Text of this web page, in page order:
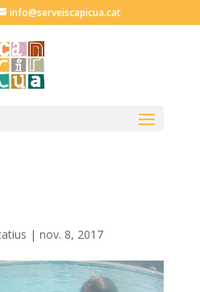
info@serveiscapicua.cat
| nov. 8, 2017